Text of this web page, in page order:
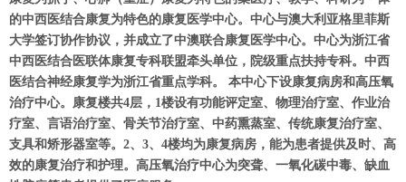
的中西医结合康复为特色的康复医学中心。中心与澳大利亚格里菲斯
大学签订协作协议，并成立了中澳联合康复医学中心。中心为浙江省
中西医结合医联体康复专科联盟牵头单位，院级重点扶持专科。中西
医结合神经康复学为浙江省重点学科。 本中心下设康复病房和高压氧
治疗中心。康复楼共4层，1楼设有功能评定室、物理治疗室、作业治
疗室、言语治疗室、骨关节治疗室、中药熏蒸室、传统康复治疗室、
支具和矫形器室等。2、3、4楼均为康复病房，能为患者提供及时、高
效的康复治疗和护理。高压氧治疗中心为突聋、一氧化碳中毒、缺血